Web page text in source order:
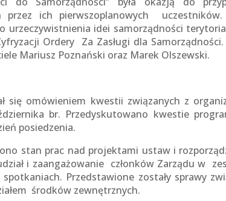
przez ich pierwszoplanowych
urzeczywistnienia idei samorządności
Ordery Za Zasługi dla
Mariusz Poznański oraz Marek Olszewski.
się omówieniem kwestii związanych z
br. Przedyskutowano kwestie
posiedzenia.
stan prac nad projektami ustaw i
i zaangażowanie członków Zarządu w
Przedstawione zostały sprawy
środków zewnętrznych.